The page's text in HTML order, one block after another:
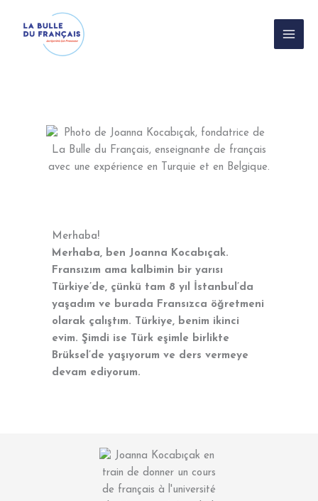
Merhaba!
Merhaba, ben Joanna Kocabıçak.
Fransızım ama kalbimin bir yarısı
Türkiye’de, çünkü tam 8 yıl İstanbul’da
yaşadım ve burada Fransızca öğretmeni
olarak çalıştım. Türkiye, benim ikinci
evim. Şimdi ise Türk eşimle birlikte
Brüksel’de yaşıyorum ve ders vermeye
devam ediyorum.